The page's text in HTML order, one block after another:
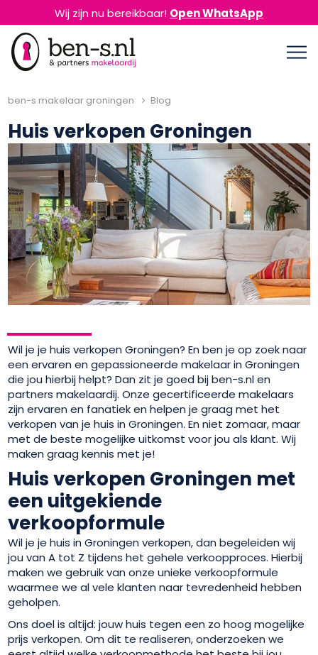
Wij zijn nu bereikbaar! Open WhatsApp
ben-s makelaar groningen Blog
Huis verkopen Groningen
Wil je je huis verkopen Groningen? En ben je op zoek naar
een ervaren en gepassioneerde makelaar in Groningen
die jou hierbij helpt? Dan zit je goed bij ben-s.nl en
partners makelaardij. Onze gecertificeerde makelaars
zijn ervaren en fanatiek en helpen je graag met het
verkopen van je huis in Groningen. En niet zomaar, maar
met de beste mogelijke uitkomst voor jou als klant. Wij
maken graag kennis met je!
Huis verkopen Groningen met
een uitgekiende
verkoopformule
Wil je je huis in Groningen verkopen, dan begeleiden wij
jou van A tot Z tijdens het gehele verkoopproces. Hierbij
maken we gebruik van onze unieke verkoopformule
waarmee we al vele klanten naar tevredenheid hebben
geholpen.
Ons doel is altijd: jouw huis tegen een zo hoog mogelijke
prijs verkopen. Om dit te realiseren, onderzoeken we